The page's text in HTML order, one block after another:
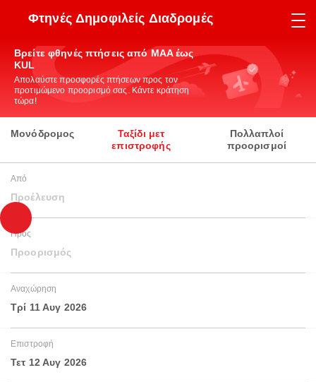
Φτηνές Δημοφιλείς Διαδρομές
Βρείτε φθηνές πτήσεις από MAA έως
KUL
Απολαύστε προσφορές πτήσεων προς τον
προτιμώμενο προορισμό σας. Κάντε κράτηση
τώρα!
Μονόδρομος
Ταξίδι μετ
επιστροφής
Πολλαπλοί
προορισμοί
Από
Προέλευση
Προς
Προορισμός
Αναχώρηση
Τρί 11 Αυγ 2026
Επιστροφή
Τετ 12 Αυγ 2026